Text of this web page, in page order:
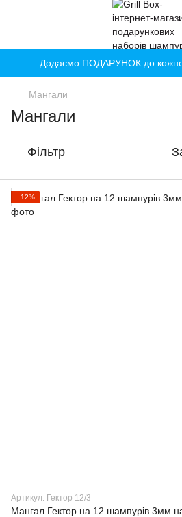
Додаємо ПОДАРУНОК до
Мангали
Мангали
Фільтр
−12%
Артикул: Гектор 12/3
Мангал Гектор на 12 шампурів 3мм